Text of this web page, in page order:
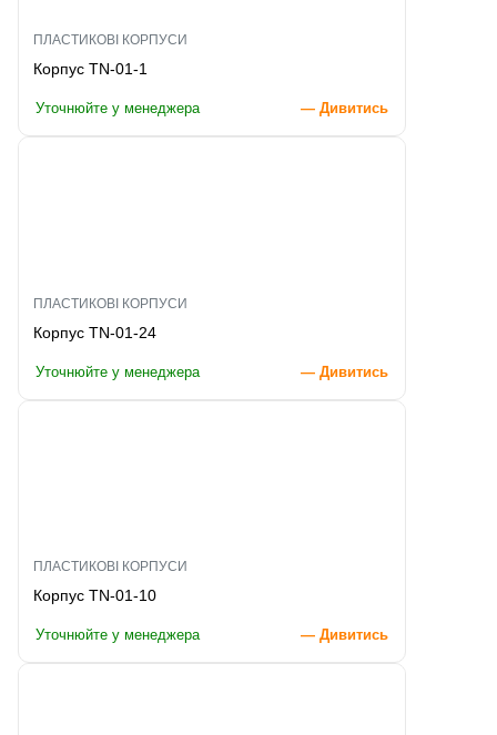
ПЛАСТИКОВІ КОРПУСИ
Корпус TN-01-1
Уточнюйте у менеджера — Дивитись
ПЛАСТИКОВІ КОРПУСИ
Корпус TN-01-24
Уточнюйте у менеджера — Дивитись
ПЛАСТИКОВІ КОРПУСИ
Корпус TN-01-10
Уточнюйте у менеджера — Дивитись